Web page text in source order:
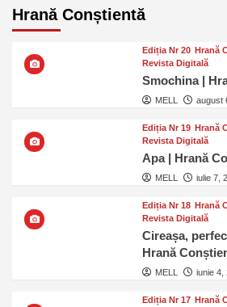
Hrană Conștientă
Ediția Nr 20 Hrană
Revista Digitală
Smochina |
MELL august
Ediția Nr 19 Hrană
Revista Digitală
Apa | Hrană
MELL iulie 7,
Ediția Nr 18 Hrană
Revista Digitală
Cireașa,
Hrană
MELL iunie 4,
Ediția Nr 17 Hrană